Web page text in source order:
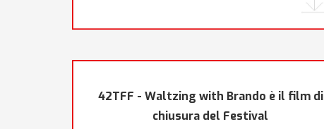
42TFF - Waltzing with Brando è il film di
chiusura del Festival